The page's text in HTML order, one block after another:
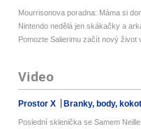
Mourrisonova poradna: Máma si
Nintendo nedělá jen skákačky a
Pomozte Salierimu začít nový život
Video
Prostor X Branky, body,
Poslední sklenička se Samem